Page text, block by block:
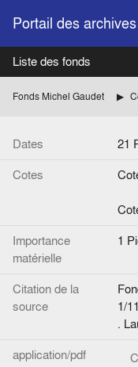
Portail des archives
Liste des fonds
Fonds Michel Gaudet
Dates
21
Cotes
Importance
matérielle
1
Citation de la
source
1/
.
application/pdf